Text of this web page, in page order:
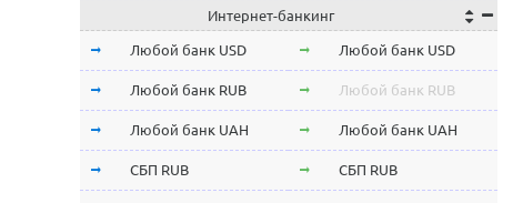
Zcash ZEC Zcash ZEC
Ontology ONT Ontology ONT
0x ZRX 0x ZRX
VeChain VET VeChain VET
Volet (AdvCash) RUB Volet (AdvCash) RUB
Volet (AdvCash) EUR Volet (AdvCash) EUR
Volet (AdvCash) KZT Volet (AdvCash) KZT
ePayments USD ePayments USD
Интернет-банкинг
Любой банк USD Любой банк USD
Любой банк RUB Любой банк RUB
Любой банк UAH Любой банк UAH
СБП RUB СБП RUB